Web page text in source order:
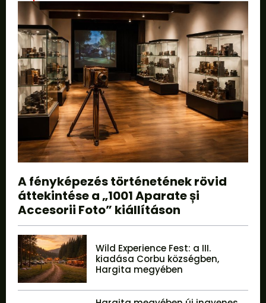
A fényképezés történetének rövid
áttekintése a „1001 Aparate și
Accesorii Foto” kiállításon
Wild Experience Fest: a III.
kiadása Corbu községben,
Hargita megyében